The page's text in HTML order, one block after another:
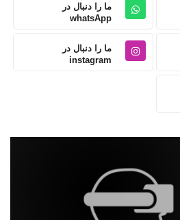
ما را دنبال در
whatsApp
ما را دنبال در
instagram